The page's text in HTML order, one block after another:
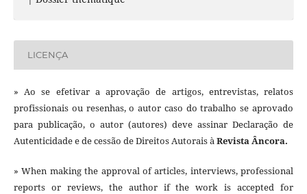
LICENÇA
» Ao se efetivar a aprovação de artigos, entrevistas, relatos
profissionais ou resenhas, o autor caso do trabalho se aprovado
para publicação, o autor (autores) deve assinar Declaração de
Autenticidade e de cessão de Direitos Autorais à Revista Âncora.
» When making the approval of articles, interviews, professional
reports or reviews, the author if the work is accepted for